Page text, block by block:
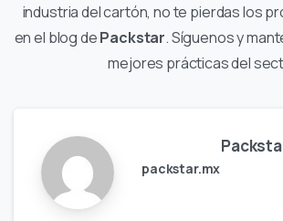
industria del cartón, no te pierdas los
en el blog dePackstar. Síguenos y
mejores prácticas del
packstar.mx